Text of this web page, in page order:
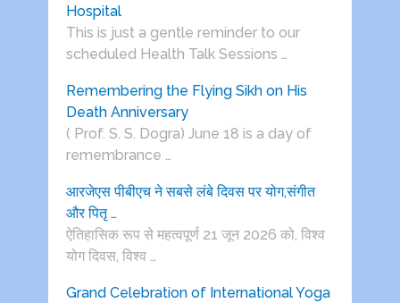
Hospital
This is just a gentle reminder to our
scheduled Health Talk Sessions …
Remembering the Flying Sikh on His
Death Anniversary
( Prof. S. S. Dogra) June 18 is a day of
remembrance …
आरजेएस पीबीएच ने सबसे लंबे दिवस पर योग,संगीत
और पितृ …
ऐतिहासिक रूप से महत्वपूर्ण 21 जून 2026 को, विश्व
योग दिवस, विश्व …
Grand Celebration of International Yoga